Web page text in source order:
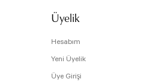
Ürün bilgilerinde hatalar bulunuyor.
Ürün fiyatı diğer sitelerden daha pahalı.
Bu ürüne benzer farklı alternatifler olmalı.
Üyelik
Hesabım
Yeni Üyelik
Üye Girişi